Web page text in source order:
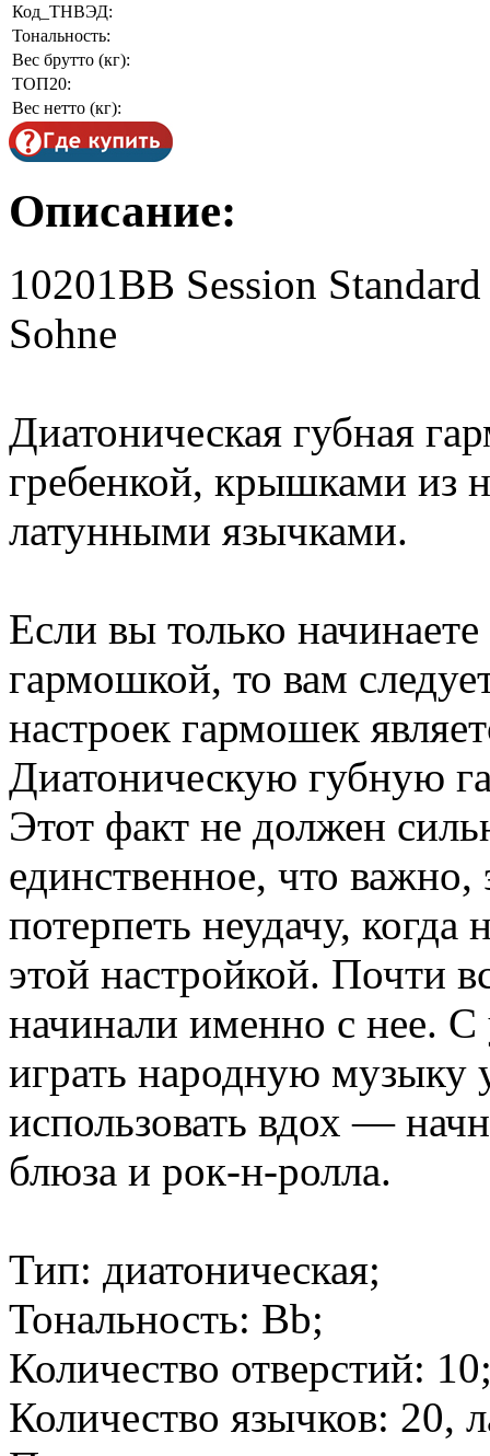
Код_ТНВЭД:
Тональность:
Вес брутто (кг):
ТОП20:
Вес нетто (кг):
Описание:
10201BB Session
Sohne
Диатоническая губная
гребенкой, крышками из
латунными язычками.
Если вы только
гармошкой, то вам
настроек гармошек
Диатоническую губную
Этот факт не должен
единственное, что
потерпеть неудачу, когда
этой настройкой. Почти
начинали именно с нее.
играть народную музыку
использовать вдох —
блюза и рок-н-ролла.
Тип: диатоническая;
Тональность: Bb;
Количество отверстий:
Количество язычков: 20,